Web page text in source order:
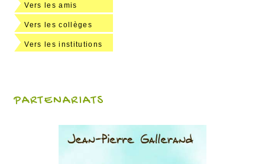
Vers les amis
Vers les collèges
Vers les institutions
PARTENARIATS